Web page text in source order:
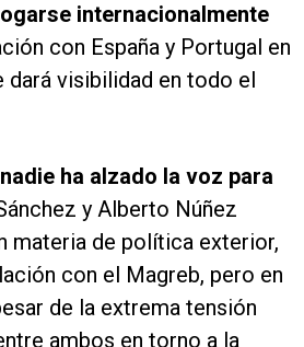
internacionalmente
con España y Portugal en
dará visibilidad en todo el
nadie ha alzado la voz para
y Alberto Núñez
materia de política exterior,
con el Magreb, pero en
de la extrema tensión
ambos en torno a la